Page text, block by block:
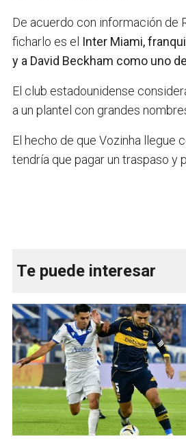
De acuerdo con información de
ficharlo es el Inter Miami,
y a David Beckham como uno
El club estadounidense
a un plantel con grandes
El hecho de que Vozinha llegue
tendría que pagar un traspaso
Te puede interesar